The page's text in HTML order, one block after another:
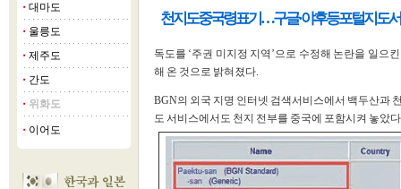
■ 대마도
■ 울릉도
■ 제주도
■ 간도
■ 위화도
■ 이어도
천지도 중국령 표기 … 구글·야후 등 포털 지도
독도를 ‘주권 미지정 지역’으로 수정해 논란을 일으
해 온 것으로 밝혀졌다.
BGN의 외국 지명 인터넷 검색서비스에서 백두산과
도 서비스에서도 천지 전부를 중국에 포함시켜 놓았